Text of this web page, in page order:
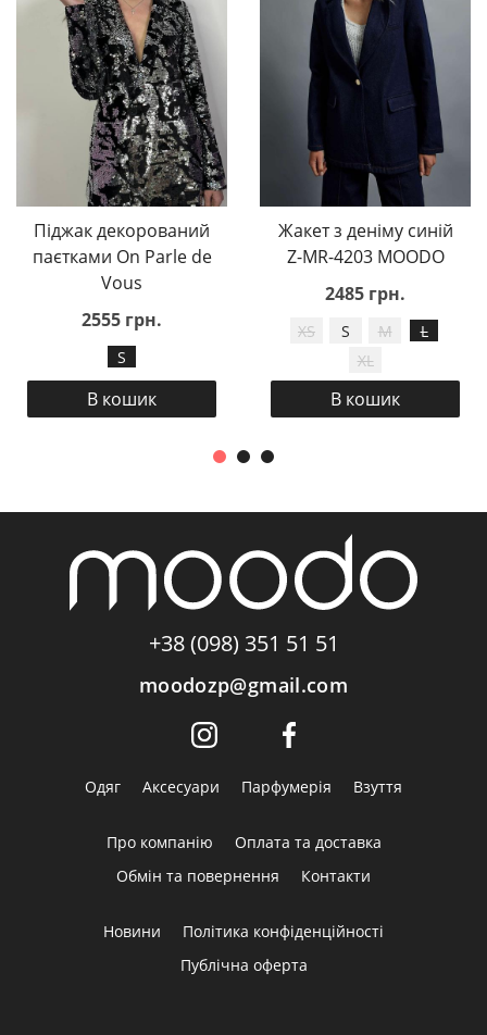
Піджак декорований
паєтками On Parle de
Vous
2555 грн.
S
В кошик
Жакет з деніму синій
Z-MR-4203 MOODO
2485 грн.
XS S M
L
XL
В кошик
+38 (098) 351 51 51
moodozp@gmail.com
Одяг Аксесуари Парфумерія Взуття
Про компанію
Оплата та доставка
Обмін та повернення
Контакти
Новини
Політика конфіденційності
Публічна оферта